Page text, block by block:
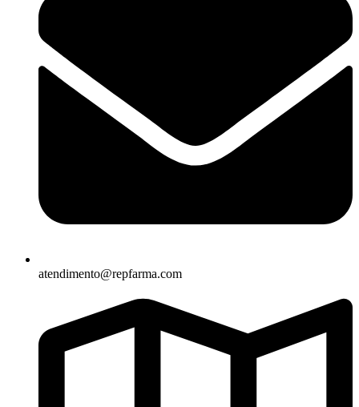
atendimento@repfarma.com